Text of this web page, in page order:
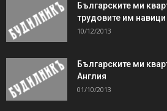
Българските ми
трудовите им навици
10/12/2013
Българските ми
Англия
01/10/2013